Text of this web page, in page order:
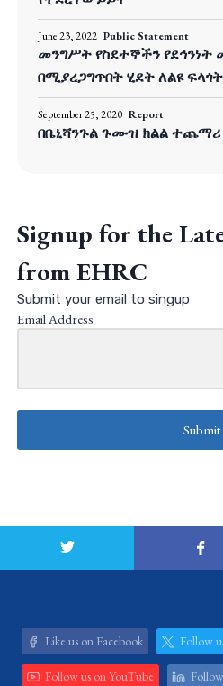
June 23, 2022 Public Statement
መንግሥት የስደተኞችን የደኅንነት
በሚያረጋግጥበት ሂደት ለልዩ
September 25, 2020 Report
በቤኒሻንጉል ጉሙዝ ክልል
Signup for the
from EHRC
Submit your email to singup
Email Address
Submit
Like us on Facebook Follow
Follow us on YouTube